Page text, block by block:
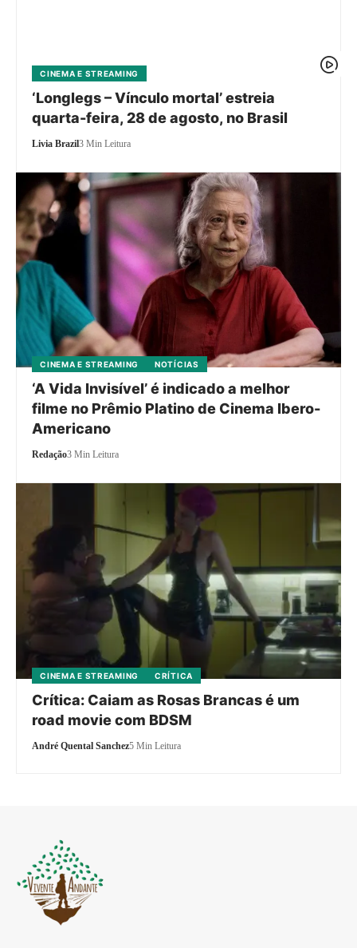
CINEMA E STREAMING
‘Longlegs – Vínculo mortal’ estreia
quarta-feira, 28 de agosto, no Brasil
Livia Brazil3 Min Leitura
CINEMA E STREAMING NOTÍCIAS
‘A Vida Invisível’ é indicado a melhor
filme no Prêmio Platino de Cinema Ibero-
Americano
Redação3 Min Leitura
CINEMA E STREAMING CRÍTICA
Crítica: Caiam as Rosas Brancas é um
road movie com BDSM
André Quental Sanchez5 Min Leitura